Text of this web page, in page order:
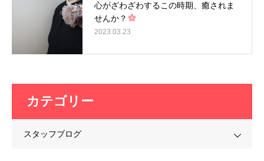
心がざわざわするこの時期、癒されま
せんか？
2023.03.23
カテゴリー
スタッフブログ